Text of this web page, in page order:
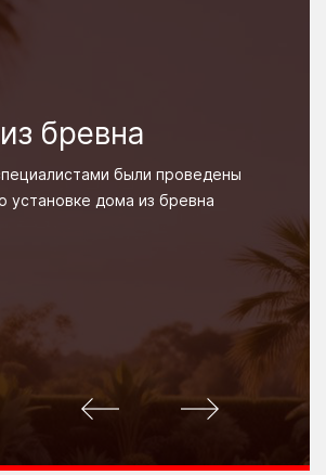
бревна
были проведены
установке дома из бревна